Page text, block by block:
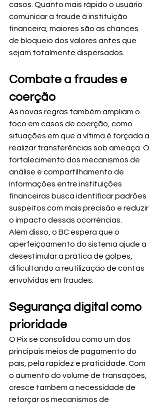
casos. Quanto mais rápido o usuário
comunicar a fraude à instituição
financeira, maiores são as chances
de bloqueio dos valores antes que
sejam totalmente dispersados.
Combate a fraudes e
coerção
As novas regras também ampliam o
foco em casos de coerção, como
situações em que a vítima é forçada a
realizar transferências sob ameaça. O
fortalecimento dos mecanismos de
análise e compartilhamento de
informações entre instituições
financeiras busca identificar padrões
suspeitos com mais precisão e reduzir
o impacto dessas ocorrências.
Além disso, o BC espera que o
aperfeiçoamento do sistema ajude a
desestimular a prática de golpes,
dificultando a reutilização de contas
envolvidas em fraudes.
Segurança digital como
prioridade
O Pix se consolidou como um dos
principais meios de pagamento do
país, pela rapidez e praticidade. Com
o aumento do volume de transações,
cresce também a necessidade de
reforçar os mecanismos de